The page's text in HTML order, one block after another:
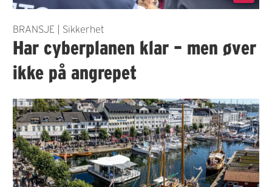
BRANSJE | Sikkerhet
Har cyberplanen klar – men øver
ikke på angrepet